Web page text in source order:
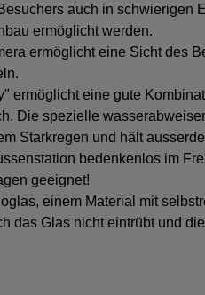
auch in schwierigen
ermöglicht werden.
ermöglicht eine Sicht des
ermöglicht eine gute
Die spezielle
Starkregen und hält
bedenkenlos im
geeignet!
einem Material mit
das Glas nicht eintrübt und